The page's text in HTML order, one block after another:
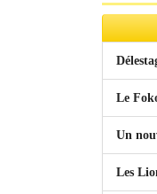
Le
Un
Les